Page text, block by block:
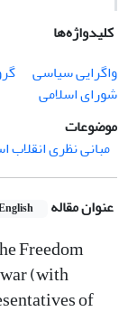
کلیدواژه‌ها
واگرایی سیاسی
شورای اسلامی
موضوعات
مبانی نظری انقلاب
عنوان مقاله
Freedom
(with
of